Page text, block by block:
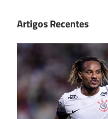
Artigos Recentes